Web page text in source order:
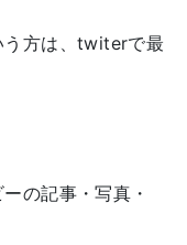
う方は、twiterで最
の記事・写真・